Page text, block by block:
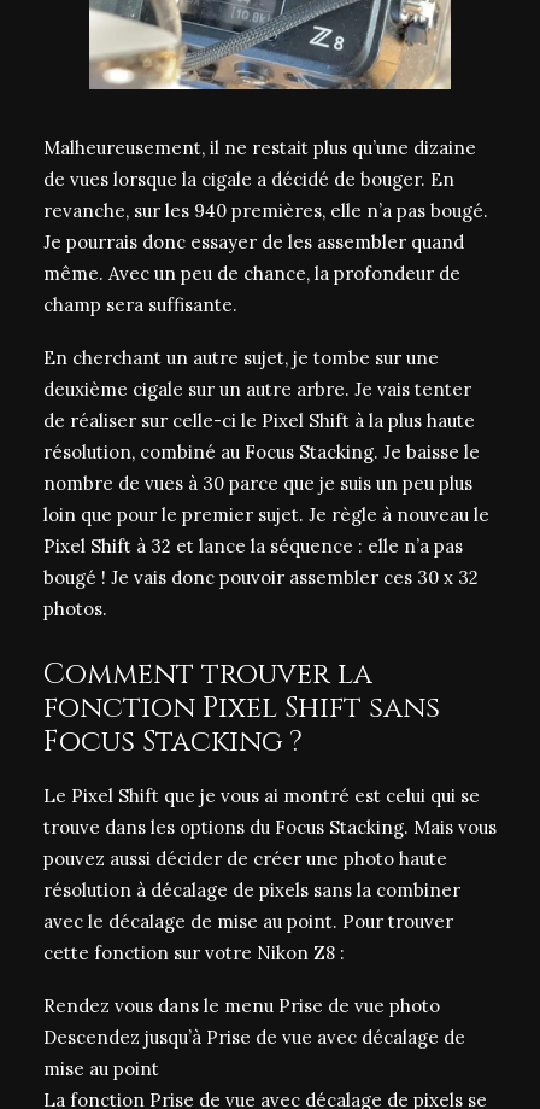
Malheureusement, il ne restait plus qu’une dizaine
de vues lorsque la cigale a décidé de bouger. En
revanche, sur les 940 premières, elle n’a pas bougé.
Je pourrais donc essayer de les assembler quand
même. Avec un peu de chance, la profondeur de
champ sera suffisante.
En cherchant un autre sujet, je tombe sur une
deuxième cigale sur un autre arbre. Je vais tenter
de réaliser sur celle-ci le Pixel Shift à la plus haute
résolution, combiné au Focus Stacking. Je baisse le
nombre de vues à 30 parce que je suis un peu plus
loin que pour le premier sujet. Je règle à nouveau le
Pixel Shift à 32 et lance la séquence : elle n’a pas
bougé ! Je vais donc pouvoir assembler ces 30 x 32
photos.
Comment trouver la
fonction Pixel Shift sans
Focus Stacking ?
Le Pixel Shift que je vous ai montré est celui qui se
trouve dans les options du Focus Stacking. Mais vous
pouvez aussi décider de créer une photo haute
résolution à décalage de pixels sans la combiner
avec le décalage de mise au point. Pour trouver
cette fonction sur votre Nikon Z8 :
Rendez vous dans le menu Prise de vue photo
Descendez jusqu’à Prise de vue avec décalage de
mise au point
La fonction Prise de vue avec décalage de pixels se